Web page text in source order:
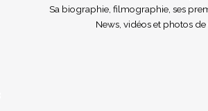
Sa biographie, filmographie, ses
News, vidéos et photos de